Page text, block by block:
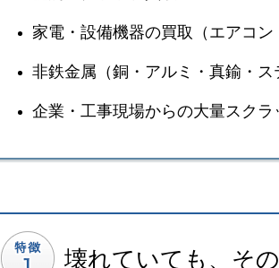
家電・設備機器の買取（エアコン
非鉄金属（銅・アルミ・真鍮・ス
企業・工事現場からの大量スク
壊れていても、その